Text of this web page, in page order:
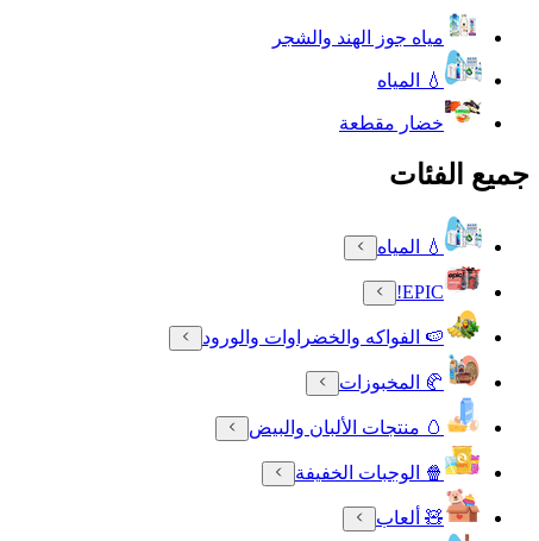
مياه جوز الهند والشجر
💧 المياه
خضار مقطعة
جميع الفئات
💧 المياه
EPIC!
🍉 الفواكه والخضراوات والورود
🥐 المخبوزات
🥚 منتجات الألبان والبيض
🍿 الوجبات الخفيفة
🧸 ألعاب